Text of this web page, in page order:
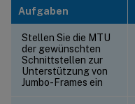
Aufgaben
Stellen Sie die MTU
der gewünschten
Schnittstellen zur
Unterstützung von
Jumbo-Frames ein